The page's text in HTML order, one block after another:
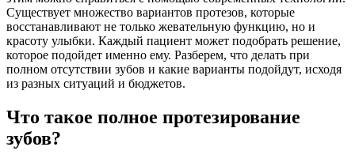
Существует множество вариантов протезов, которые
восстанавливают не только жевательную функцию, но и
красоту улыбки. Каждый пациент может подобрать решение,
которое подойдет именно ему. Разберем, что делать при
полном отсутствии зубов и какие варианты подойдут, исходя
из разных ситуаций и бюджетов.
Что такое полное протезирование
зубов?